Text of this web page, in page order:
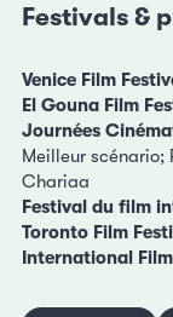
Festivals &
Venice Film
El Gouna Film
Journées
Meilleur scénario;
Chariaa
Festival du film
Toronto Film
International